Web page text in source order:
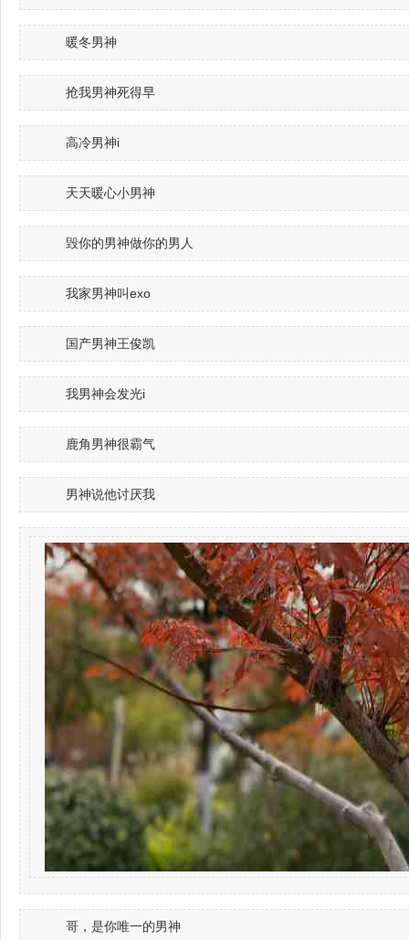
暖冬男神
抢我男神死得早
高冷男神i
天天暖心小男神
毁你的男神做你的男人
我家男神叫exo
国产男神王俊凯
我男神会发光i
鹿角男神很霸气
男神说他讨厌我
哥，是你唯一的男神